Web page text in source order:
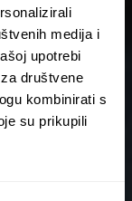
medija i
upotrebi
društvene
kombinirati s
su prikupili